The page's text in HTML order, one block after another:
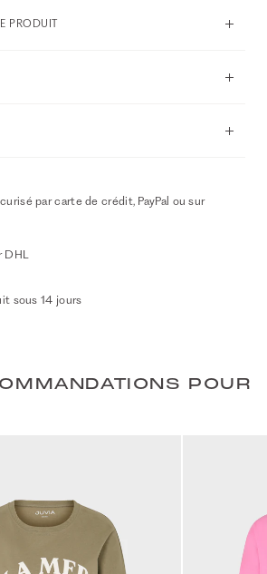
PRODUIT
par carte de crédit, PayPal ou sur
DHL
sous 14 jours
POUR